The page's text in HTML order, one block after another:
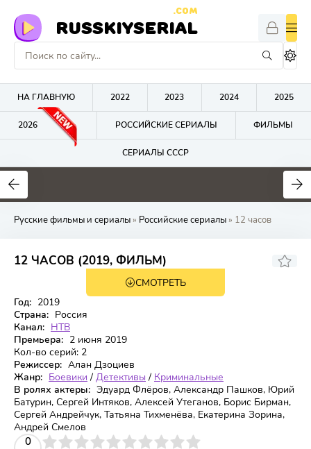
RUSSKIYSERIAL
.COM
НА ГЛАВНУЮ 2022 2023 2024 2025
2026 РОССИЙСКИЕ СЕРИАЛЫ ФИЛЬМЫ
СЕРИАЛЫ СССР
0
Русские фильмы и сериалы» Российские сериалы» 12 часов
12 ЧАСОВ (2019, ФИЛЬМ)
СМОТРЕТЬ
Год: 2019
Страна: Россия
Канал: НТВ
Премьера: 2 июня 2019
Кол-во серий: 2
Режиссер: Алан Дзоциев
Жанр: Боевики / Детективы / Криминальные
В ролях актеры: Эдуард Флёров, Александр Пашков, Юрий
Батурин, Сергей Интяков, Алексей Утеганов, Борис Бирман,
Сергей Андрейчук, Татьяна Тихменёва, Екатерина Зорина,
Андрей Смелов
0
4 5 6 7 8 9 10